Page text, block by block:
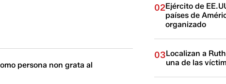
persona non grata al
02Ejército de
países de
organizado
03Localizan a
una de las